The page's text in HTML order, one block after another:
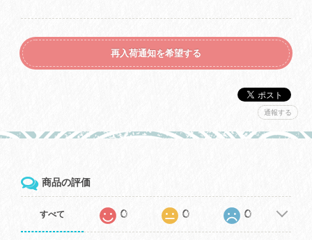
再入荷通知を希望する
通報する
商品の評価
すべて 0 0 0